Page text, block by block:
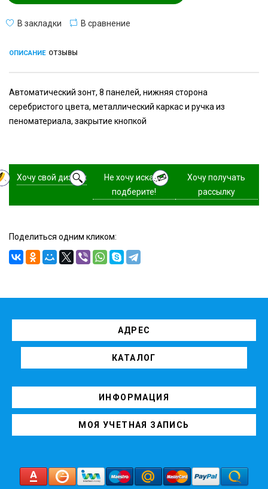
В закладки В сравнение
ОПИСАНИЕ ОТЗЫВЫ
Автоматический зонт, 8 панелей, нижняя сторона
серебристого цвета, металлический каркас и ручка из
пеноматериала, закрытие кнопкой
Хочу свой дизайн
Не хочу искать,
подберите!
Хочу получать
рассылку
Поделиться одним кликом:
АДРЕС
КАТАЛОГ
ИНФОРМАЦИЯ
МОЯ УЧЕТНАЯ ЗАПИСЬ